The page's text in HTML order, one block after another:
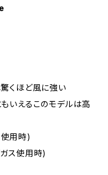
くほど風に強い
いえるこのモデルは高
用時)
ス使用時)